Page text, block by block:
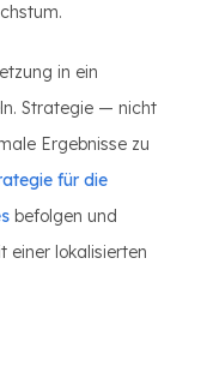
in ein
Strategie — nicht
Ergebnisse zu
für die
befolgen und
einer lokalisierten